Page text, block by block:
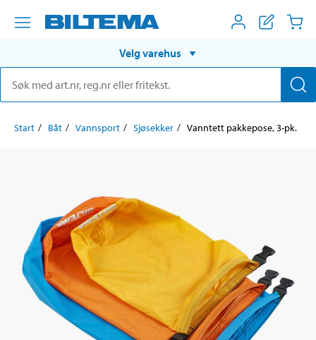
Velg varehus
Start Båt Vannsport Sjøsekker Vanntett pakkepose, 3-pk.